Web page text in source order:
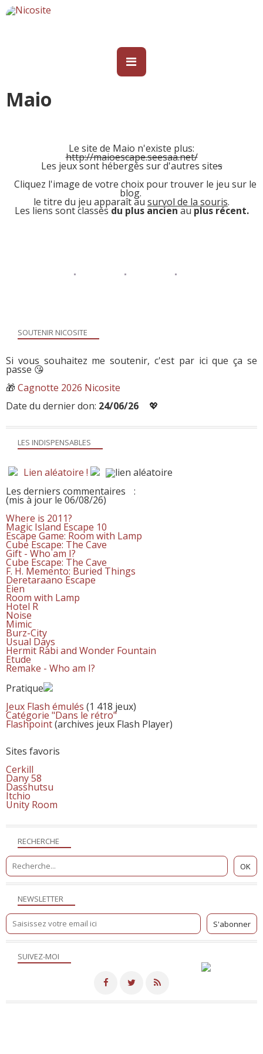
Maio
Le site de Maio n'existe plus:
http://maioescape.seesaa.net/
Les jeux sont hébergés sur d'autres sites
Cliquez l'image de votre choix pour trouver le jeu sur le
blog.
le titre du jeu apparaît au survol de la souris.
Les liens sont classés du plus ancienauplus récent.
NEWSLETTER
SUIVEZ-MOI
RECHERCHE
LES INDISPENSABLES
Lien aléatoire !
Les derniers commentaires
:
(mis à jour le 06/08/26)
Where is 2011?
Magic Island Escape 10
Escape Game: Room with Lamp
Cube Escape: The Cave
Gift - Who am I?
Cube Escape: The Cave
F. H. Memento: Buried Things
Deretaraano Escape
Eien
Room with Lamp
Hotel R
Noise
Mimic
Burz-City
Usual Days
Hermit Rabi and Wonder Fountain
Etude
Remake - Who am I?
Pratique
Jeux Flash émulés (1 418 jeux)
Catégorie "Dans le rétro"
Flashpoint(archives jeux Flash Player)
Sites favoris
Cerkill
Dany 58
Dasshutsu
Itchio
Unity Room
SOUTENIR NICOSITE
Si vous souhaitez me soutenir, c'est par ici que ça se
passe 😘
🎁 Cagnotte 2026 Nicosite
Date du dernier don: 24/06/26 💖